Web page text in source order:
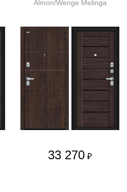
Almon/Wenge Melinga
33 270 ₽